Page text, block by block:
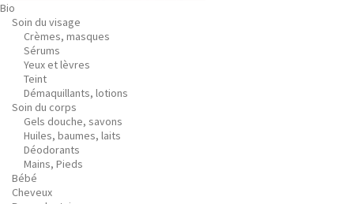
Bio
Soin du visage
Crèmes, masques
Sérums
Yeux et lèvres
Teint
Démaquillants, lotions
Soin du corps
Gels douche, savons
Huiles, baumes, laits
Déodorants
Mains, Pieds
Bébé
Cheveux